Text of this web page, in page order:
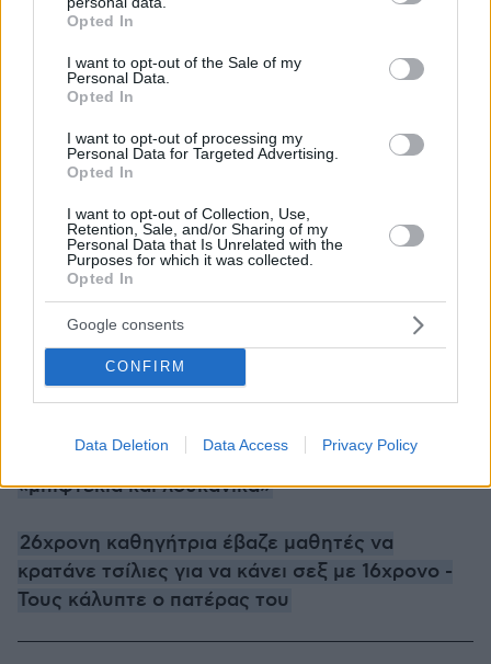
grant or deny consent to Google and its third-party tags to
use your data for below specified purposes in below Google
consent section.
Opted In
I want to opt-out of the Sale of my
Personal Data.
Opted In
I want to opt-out of processing my
Personal Data for Targeted Advertising.
Opted In
I want to opt-out of Collection, Use,
Retention, Sale, and/or Sharing of my
Personal Data that Is Unrelated with the
Purposes for which it was collected.
Opted In
Google consents
CONFIRM
Data Deletion Data Access Privacy Policy
που ήθελε να περάσει στον αθλητισμό ο πρώην
Υφυπουργός Λευτέρης Αυγενάκης, ότι αυτός
σταμάτησε την εφαρμογή της Ολιστικής
ιδιοκτήτη της εταιρίας που έφερε το VAR στην
Ελλάδα...
Ειδήσεις σήμερα:
«Θα το τακτοποιήσω» είπε ο 50χρονος στην
κόρη του και σκότωσε τον 33χρονο που τη
βίαζε από τα 9 της
σύγκριση με Μπιθικώτση και τα σχόλια για
«μπιφτέκια και λουκάνικα»
26χρονη καθηγήτρια έβαζε μαθητές να
κρατάνε τσίλιες για να κάνει σεξ με 16χρονο -
Τους κάλυπτε ο πατέρας του